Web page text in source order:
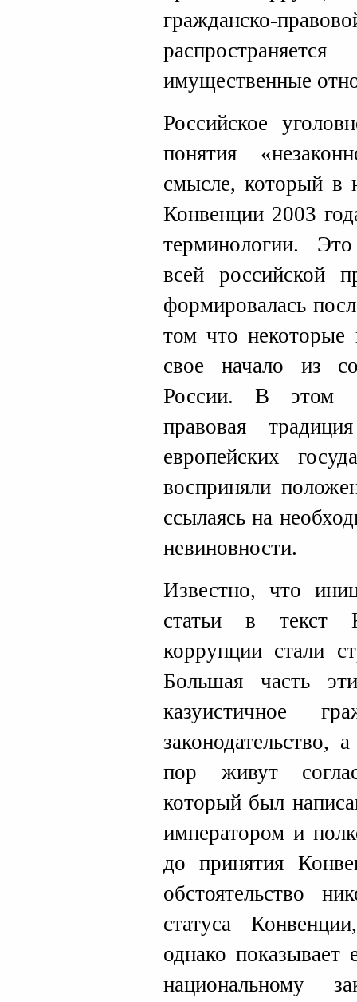
гражданско-
имущественные
Российское
понятия
смысле, который в
Конвенции 2003
терминологии.
всей российской
формировалась
том что некоторые
свое начало из
России. В этом
правовая
европейских
восприняли
ссылаясь на
невиновности.
Известно, что
статьи в текст
коррупции стали
Большая часть
казуистичное
пор живут
который был
императором и
до принятия
обстоятельство
статуса
однако показывает
национальному